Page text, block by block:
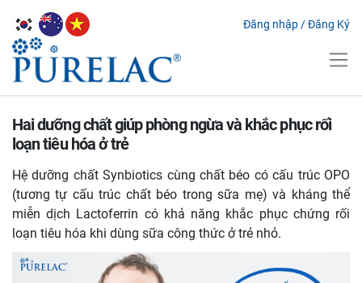
Đăng nhập /Đăng Ký
Hai dưỡng chất giúp phòng ngừa và khắc phục rối
loạn tiêu hóa ở trẻ
Hệ dưỡng chất Synbiotics cùng chất béo có cấu trúc OPO
(tương tự cấu trúc chất béo trong sữa mẹ) và kháng thể
miễn dịch Lactoferrin có khả năng khắc phục chứng rối
loạn tiêu hóa khi dùng sữa công thức ở trẻ nhỏ.